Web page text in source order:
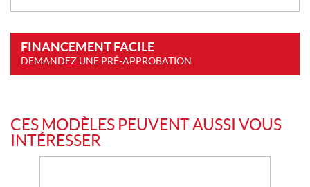
FINANCEMENT FACILE
DEMANDEZ UNE PRÉ-APPROBATION
CES MODÈLES PEUVENT AUSSI VOUS
INTÉRESSER